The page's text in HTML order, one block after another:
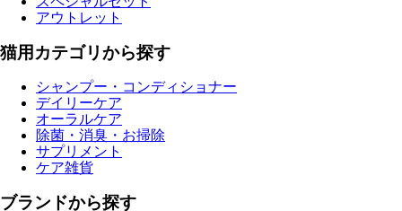
アウトレット
猫用カテゴリから探す
シャンプー・コンディショナー
デイリーケア
オーラルケア
除菌・消臭・お掃除
サプリメント
ケア雑貨
ブランドから探す